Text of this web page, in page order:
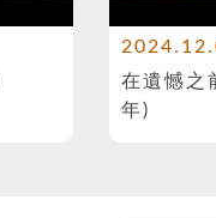
在遺憾之
年)